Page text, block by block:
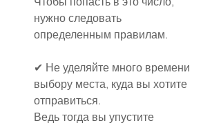
нужно следовать
определенным правилам.
✔ Не уделяйте много времени
выбору места, куда вы хотите
отправиться.
Ведь тогда вы упустите